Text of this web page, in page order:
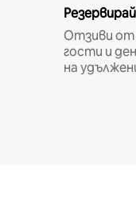
Отзиви
гости и
на